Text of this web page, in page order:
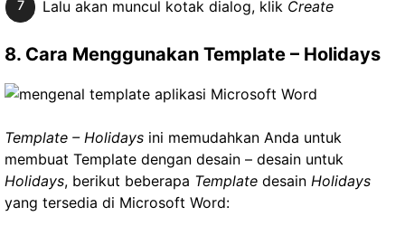
Lalu akan muncul kotak dialog, klik Create
8. Cara Menggunakan Template – Holidays
Template – Holidays ini memudahkan Anda untuk
membuat Template dengan desain – desain untuk
Holidays, berikut beberapa Template desain Holidays
yang tersedia di Microsoft Word: